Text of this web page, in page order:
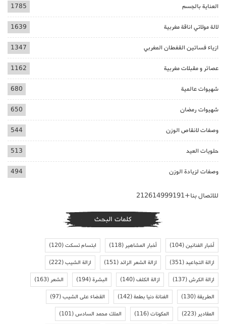
العناية بالجسم 1785
لالة مولاتي اناقة مغربية 1639
ازياء فساتين القفطان المغربي 1347
عصائر و مقبلات مغربية 1162
شهيوات عالمية 680
شهيوات رمضان 650
وصفات لانقاص الوزن 544
حلويات العيد 513
وصفات لزيادة الوزن 494
للاتصال بنا+212614999191
كلمات البحث
أخبار الفنانين(104) أخبار المشاهير(118) ابتسام تسكت(120)
ازالة التجاعيد(351) ازالة الشعر الزائد(151) ازالة الشيب(222)
ازالة الكرش(137) ازالة الكلف(140) البشرة(194) الشعر(163)
الطريقة(130) الفنانة دنيا بطمة(142) القضاء على الشيب(97)
المقادير(223) المكونات(116) الملك محمد السادس(101)